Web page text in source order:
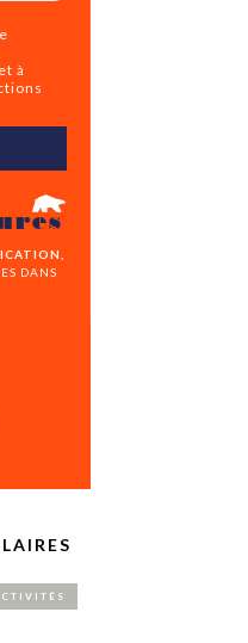
à
DANS